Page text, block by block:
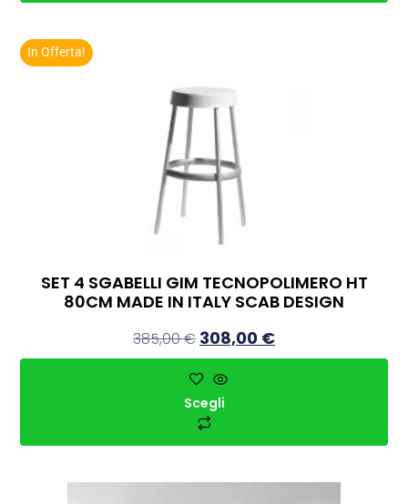
In Offerta!
SET 4 SGABELLI GIM TECNOPOLIMERO HT
80CM MADE IN ITALY SCAB DESIGN
385,00€ 308,00 €
Scegli